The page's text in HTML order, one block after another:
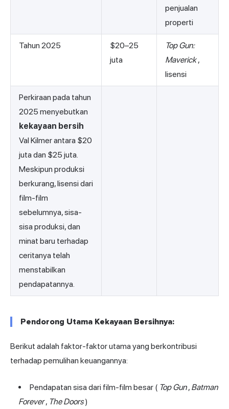
penjualan
properti
Tahun 2025
$20–25
juta
Top Gun:
Maverick,
lisensi
Perkiraan pada tahun
2025 menyebutkan
kekayaan bersih
Val Kilmer antara $20
juta dan $25 juta.
Meskipun produksi
berkurang, lisensi dari
film-film
sebelumnya, sisa-
sisa produksi, dan
minat baru terhadap
ceritanya telah
menstabilkan
pendapatannya.
Pendorong Utama Kekayaan Bersihnya:
Berikut adalah faktor-faktor utama yang berkontribusi
terhadap pemulihan keuangannya:
Pendapatan sisa dari film-film besar ( Top Gun, Batman
Forever, The Doors)